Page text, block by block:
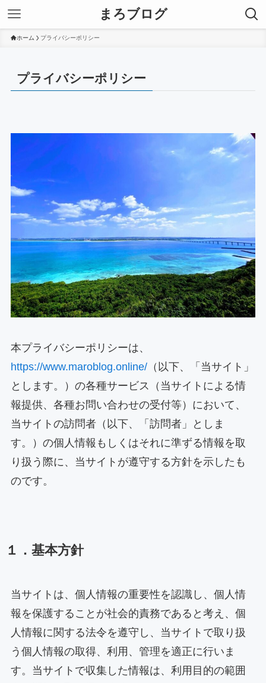
まろブログ
ホーム プライバシーポリシー
プライバシーポリシー
本プライバシーポリシーは、
https://www.maroblog.online/（以下、「当サイト」
とします。）の各種サービス（当サイトによる情
報提供、各種お問い合わせの受付等）において、
当サイトの訪問者（以下、「訪問者」としま
す。）の個人情報もしくはそれに準ずる情報を取
り扱う際に、当サイトが遵守する方針を示したも
のです。
１．基本方針
当サイトは、個人情報の重要性を認識し、個人情
報を保護することが社会的責務であると考え、個
人情報に関する法令を遵守し、当サイトで取り扱
う個人情報の取得、利用、管理を適正に行いま
す。当サイトで収集した情報は、利用目的の範囲